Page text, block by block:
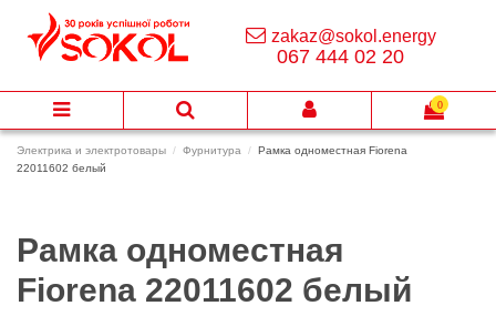
Электрика и электротовары Фурнитура
Рамка одноместная Fiorena
22011602 белый
Рамка одноместная
Fiorena 22011602 белый
zakaz@sokol.energy
067 444 02 20
0